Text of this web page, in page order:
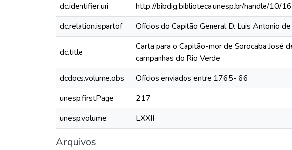
dc.identifier.uri
http://bibdig.biblioteca.unesp.br/handle/10/
dc.relation.ispartof
Ofícios do Capitão General D. Luis Antonio
dc.title
Carta para o Capitão-mor de Sorocaba José
campanhas do Rio Verde
dcdocs.volume.obs Ofícios enviados entre 1765- 66
unesp.firstPage
217
unesp.volume
LXXII
Arquivos